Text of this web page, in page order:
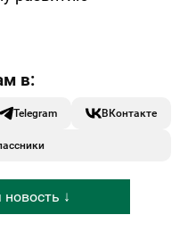
Telegram ВКонтакте
↓